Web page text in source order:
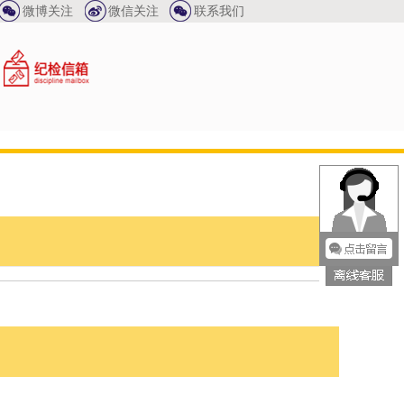
放假公告
微博关注 微信关注 联系我们